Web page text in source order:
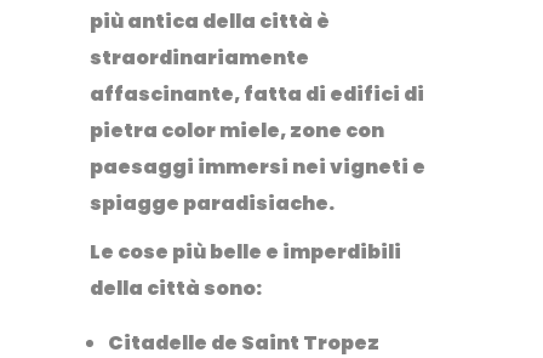
più antica della città è
straordinariamente
affascinante, fatta di edifici di
pietra color miele, zone con
paesaggi immersi nei vigneti e
spiagge paradisiache.
Le cose più belle e imperdibili
della città sono:
Citadelle de Saint Tropez